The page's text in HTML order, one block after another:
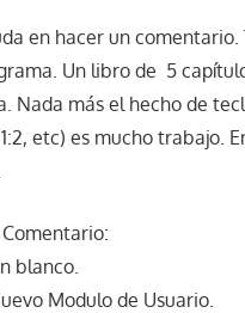
en hacer un
Un libro de 5
Nada más el hecho de
1:2, etc) es mucho
blanco.
Modulo de Usuario.